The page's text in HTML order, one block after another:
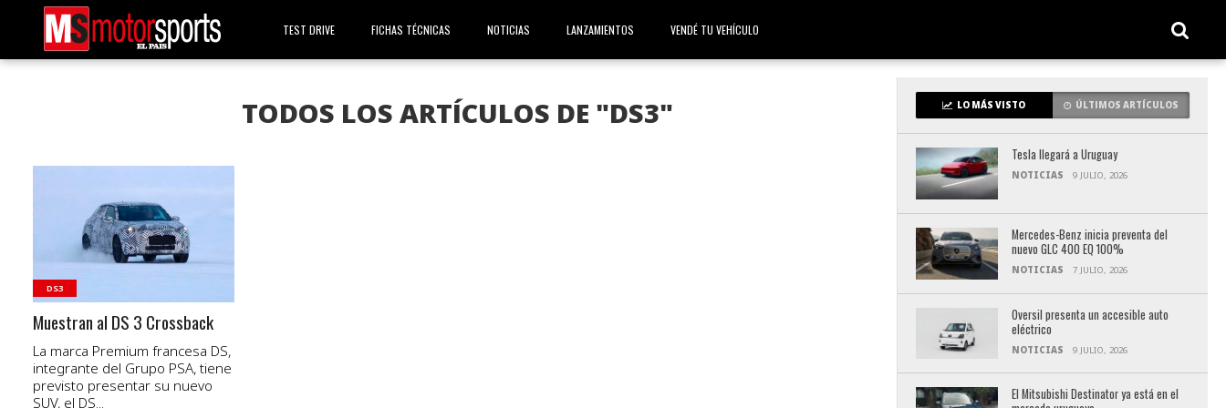
TEST DRIVE FICHAS TÉCNICAS NOTICIAS LANZAMIENTOS VENDÉ TU VEHÍCULO
TODOS LOS ARTÍCULOS DE "DS3"
VER NOTA
DS3
Muestran al DS 3 Crossback
La marca Premium francesa DS,
integrante del Grupo PSA, tiene
previsto presentar su nuevo
SUV, el DS...
LO MÁS VISTO ÚLTIMOS ARTÍCULOS
Tesla llegará a Uruguay
NOTICIAS 9 JULIO, 2026
Mercedes-Benz inicia preventa del
nuevo GLC 400 EQ 100%
NOTICIAS 7 JULIO, 2026
Oversil presenta un accesible auto
eléctrico
NOTICIAS 9 JULIO, 2026
El Mitsubishi Destinator ya está en el